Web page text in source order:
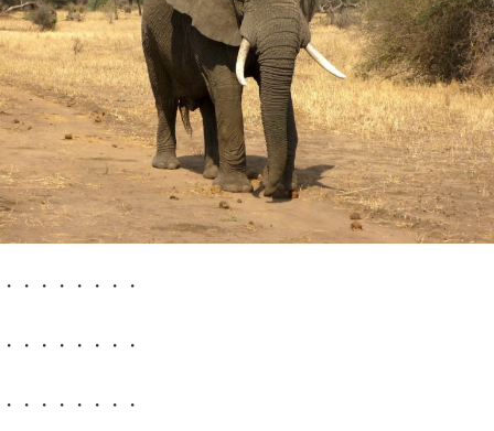
・・・・・・・・
・・・・・・・・
・・・・・・・・